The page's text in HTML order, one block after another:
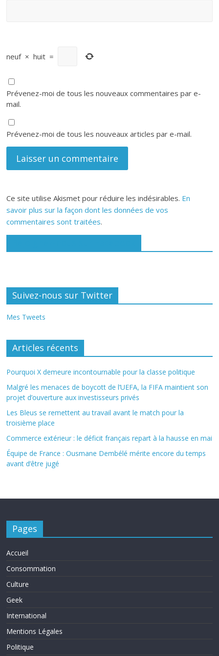
neuf × huit =
Prévenez-moi de tous les nouveaux commentaires par e-
mail.
Prévenez-moi de tous les nouveaux articles par e-mail.
Ce site utilise Akismet pour réduire les indésirables. En
savoir plus sur la façon dont les données de vos
commentaires sont traitées.
Suivez-nous sur Twitter
Mes Tweets
Articles récents
Pourquoi X demeure incontournable pour la classe politique
Malgré les menaces de boycott de l’UEFA, la FIFA maintient son
projet d’ouverture aux investisseurs privés
Les Bleus se remettent au travail avant le match pour la
troisième place
Commerce extérieur : le déficit français repart à la hausse en mai
Équipe de France : Ousmane Dembélé mérite encore du temps
avant d’être jugé
Pages
Accueil
Consommation
Culture
Geek
International
Mentions Légales
Politique